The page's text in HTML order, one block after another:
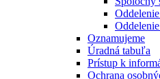
Oznamujeme
Úradná tabuľa
Prístup k
Ochrana